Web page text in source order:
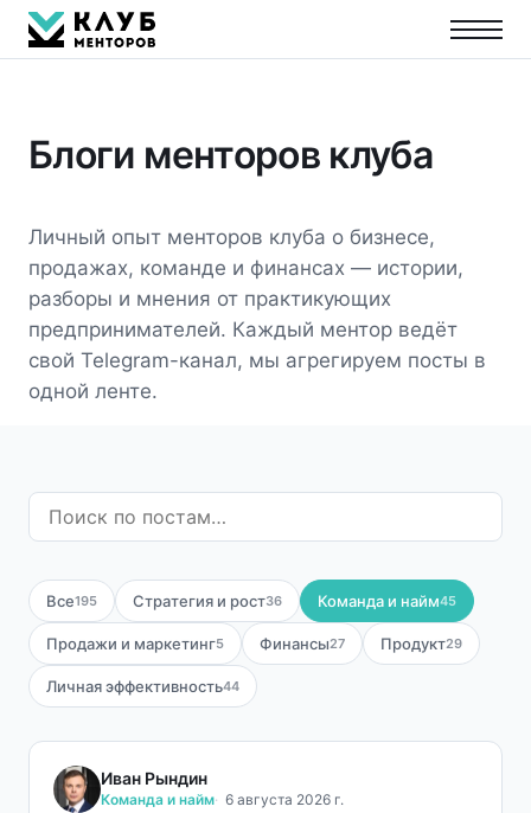
Блоги менторов клуба
Личный опыт менторов клуба о бизнесе,
продажах, команде и финансах — истории,
разборы и мнения от практикующих
предпринимателей. Каждый ментор ведёт
свой Telegram-канал, мы агрегируем посты в
одной ленте.
Все195 Стратегия и рост36 Команда и найм45
Продажи и маркетинг5 Финансы27 Продукт29
Личная эффективность44
Иван Рындин
Команда и найм 6 августа 2026 г.